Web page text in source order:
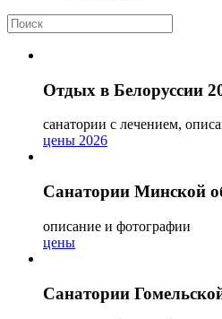
Отдых в Белоруссии
санатории с лечением,
цены 2026
Санатории Минской
описание и фотографии
цены
Санатории